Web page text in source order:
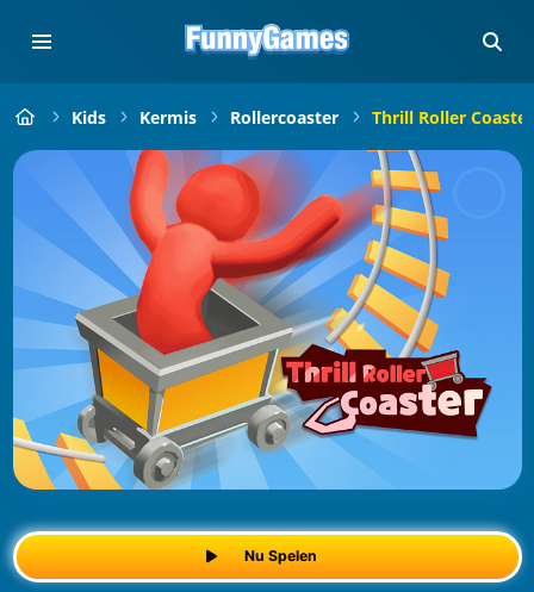
Kids Kermis Rollercoaster Thrill Roller Coaster
Nu Spelen